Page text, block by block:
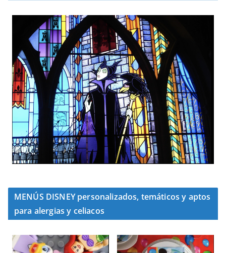
MENÚS DISNEY personalizados, temáticos y aptos
para alergias y celiacos